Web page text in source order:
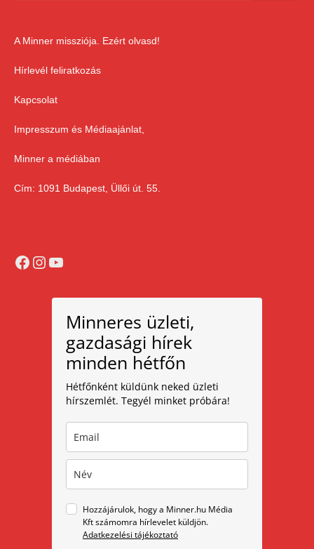
A Minner missziója. Ezért olvasd!
Hírlevél feliratkozás
Kapcsolat
Impresszum és Médiaajánlat,
Minner a médiában
Cím: 1091 Budapest, Üllői út. 55.
Facebook
Instagram
YouTube
Minneres üzleti,
gazdasági hírek
minden hétfőn
Hétfőnként küldünk neked üzleti
hírszemlét. Tegyél minket próbára!
Hozzájárulok, hogy a Minner.hu Média
Kft számomra hírlevelet küldjön.
Adatkezelési tájékoztató